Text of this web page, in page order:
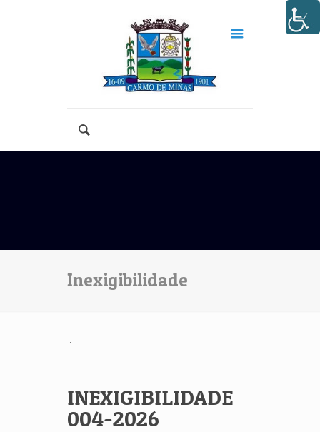
Inexigibilidade
.
INEXIGIBILIDADE
004-2026